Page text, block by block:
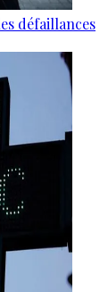
défaillances